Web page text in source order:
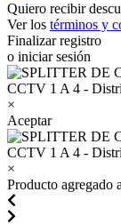
Quiero recibir
Ver los términos y
Finalizar registro
o iniciar sesión
×
Aceptar
×
Producto agregado